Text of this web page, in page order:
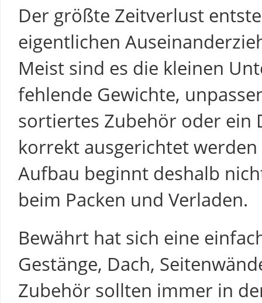
Der größte Zeitverlust
eigentlichen
Meist sind es die kleinen
fehlende Gewichte,
sortiertes Zubehör oder ein
korrekt ausgerichtet
Aufbau beginnt deshalb
beim Packen und Verladen.
Bewährt hat sich eine
Gestänge, Dach,
Zubehör sollten immer in